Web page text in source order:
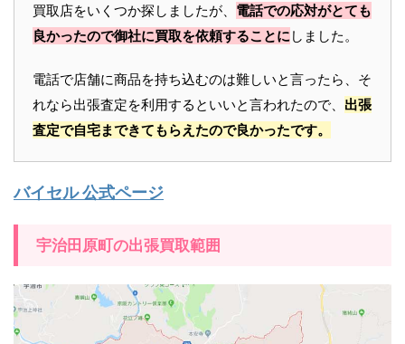
買取店をいくつか探しましたが、 電話での応対がとても
良かったので御社に買取を依頼することに しました。
電話で店舗に商品を持ち込むのは難しいと言ったら、そ
れなら出張査定を利用するといいと言われたので、 出張
査定で自宅まできてもらえたので良かったです。
バイセル 公式ページ
宇治田原町の出張買取範囲